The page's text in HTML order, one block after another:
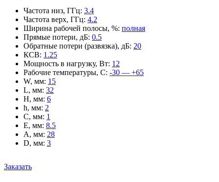
Частота низ, ГГц: 3.4
Частота верх, ГГц: 4.2
Ширина рабочей полосы, %: полная
Прямые потери, дБ: 0.5
Обратные потери (развязка), дБ: 20
КСВ: 1.25
Мощность в нагрузку, Вт: 12
Рабочие температуры, С: -30 — +65
W, мм: 15
L, мм: 32
H, мм: 6
h, мм: 2
C, мм: 1
E, мм: 8.5
A, мм: 28
D, мм: 3
Заказать